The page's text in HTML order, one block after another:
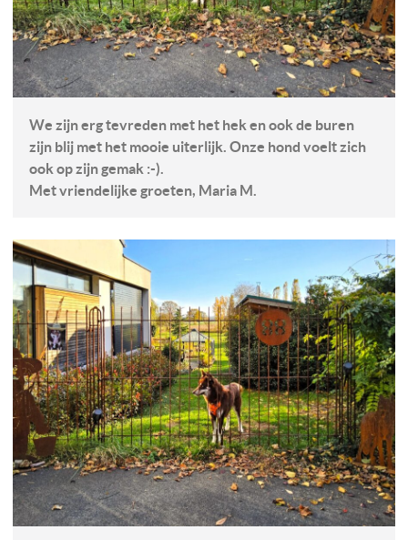
We zijn erg tevreden met het hek en ook de buren
zijn blij met het mooie uiterlijk. Onze hond voelt zich
ook op zijn gemak :-).
Met vriendelijke groeten, Maria M.